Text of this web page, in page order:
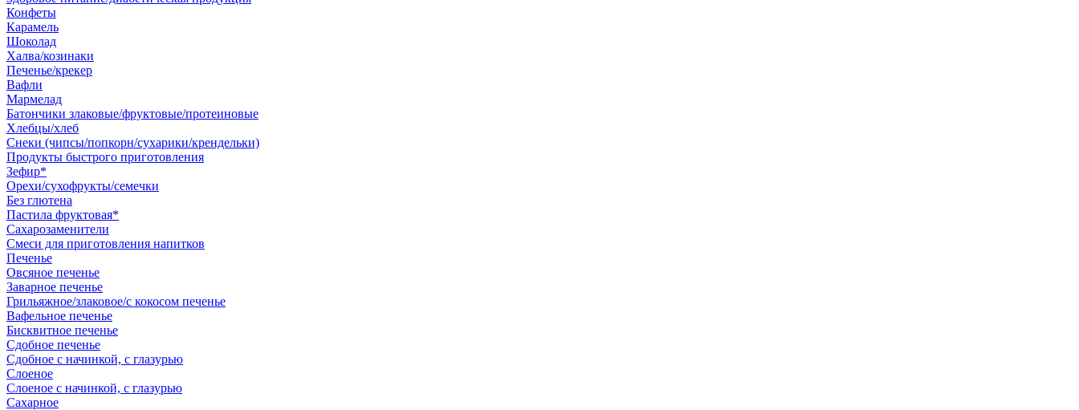
Конфеты
Карамель
Шоколад
Халва/козинаки
Печенье/крекер
Вафли
Мармелад
Батончики злаковые/фруктовые/протеиновые
Хлебцы/хлеб
Снеки (чипсы/попкорн/сухарики/крендельки)
Продукты быстрого приготовления
Зефир*
Орехи/сухофрукты/семечки
Без глютена
Пастила фруктовая*
Сахарозаменители
Смеси для приготовления напитков
Печенье
Овсяное печенье
Заварное печенье
Грильяжное/злаковое/с кокосом печенье
Вафельное печенье
Бисквитное печенье
Сдобное печенье
Сдобное с начинкой, с глазурью
Слоеное
Слоеное с начинкой, с глазурью
Сахарное